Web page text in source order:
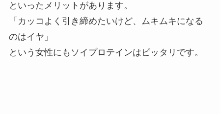
といったメリットがあります。
「カッコよく引き締めたいけど、ムキムキになる
のはイヤ」
という女性にもソイプロテインはピッタリです。